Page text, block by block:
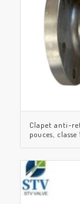
Clapet anti-
pouces, classe